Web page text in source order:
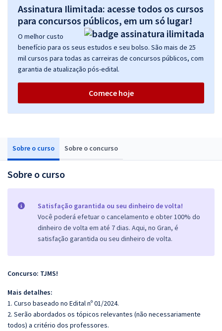
Sobre o curso Sobre o concurso
Sobre o curso
Satisfação garantida ou seu dinheiro de volta!
Você poderá efetuar o cancelamento e obter 100% do
dinheiro de volta em até 7 dias. Aqui, no Gran, é
satisfação garantida ou seu dinheiro de volta.
Concurso: TJMS!
Mais detalhes:
1. Curso baseado no Edital nº 01/2024.
2. Serão abordados os tópicos relevantes (não necessariamente
todos) a critério dos professores.
Assinatura Ilimitada: acesse todos os cursos
para concursos públicos, em um só lugar!
O melhor custo
benefício para os seus estudos e seu bolso. São mais de 25
mil cursos para todas as carreiras de concursos públicos, com
garantia de atualização pós-edital.
Comece hoje